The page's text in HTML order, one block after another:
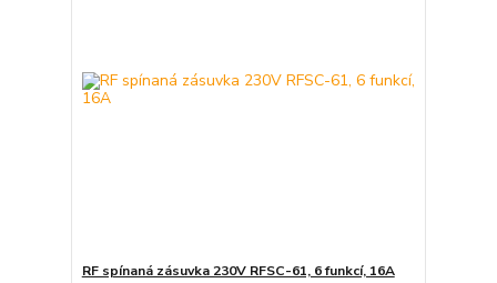
RF spínaná zásuvka 230V RFSC-61, 6 funkcí, 16A